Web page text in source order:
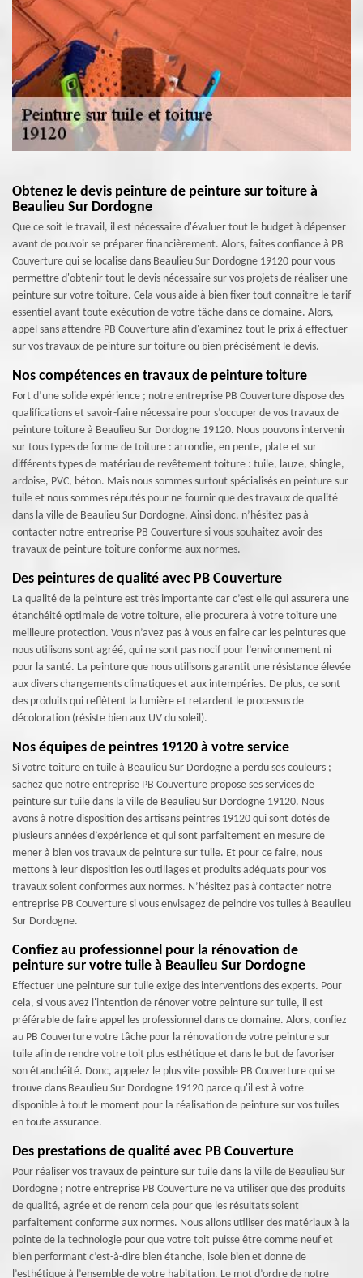
Obtenez le devis peinture de peinture sur toiture à
Beaulieu Sur Dordogne
Que ce soit le travail, il est nécessaire d'évaluer tout le budget à dépenser
avant de pouvoir se préparer financièrement. Alors, faites confiance à PB
Couverture qui se localise dans Beaulieu Sur Dordogne 19120 pour vous
permettre d'obtenir tout le devis nécessaire sur vos projets de réaliser une
peinture sur votre toiture. Cela vous aide à bien fixer tout connaitre le tarif
essentiel avant toute exécution de votre tâche dans ce domaine. Alors,
appel sans attendre PB Couverture afin d'examinez tout le prix à effectuer
sur vos travaux de peinture sur toiture ou bien précisément le devis.
Nos compétences en travaux de peinture toiture
Fort d’une solide expérience ; notre entreprise PB Couverture dispose des
qualifications et savoir-faire nécessaire pour s’occuper de vos travaux de
peinture toiture à Beaulieu Sur Dordogne 19120. Nous pouvons intervenir
sur tous types de forme de toiture : arrondie, en pente, plate et sur
différents types de matériau de revêtement toiture : tuile, lauze, shingle,
ardoise, PVC, béton. Mais nous sommes surtout spécialisés en peinture sur
tuile et nous sommes réputés pour ne fournir que des travaux de qualité
dans la ville de Beaulieu Sur Dordogne. Ainsi donc, n’hésitez pas à
contacter notre entreprise PB Couverture si vous souhaitez avoir des
travaux de peinture toiture conforme aux normes.
Des peintures de qualité avec PB Couverture
La qualité de la peinture est très importante car c’est elle qui assurera une
étanchéité optimale de votre toiture, elle procurera à votre toiture une
meilleure protection. Vous n’avez pas à vous en faire car les peintures que
nous utilisons sont agréé, qui ne sont pas nocif pour l’environnement ni
pour la santé. La peinture que nous utilisons garantit une résistance élevée
aux divers changements climatiques et aux intempéries. De plus, ce sont
des produits qui reflètent la lumière et retardent le processus de
décoloration (résiste bien aux UV du soleil).
Nos équipes de peintres 19120 à votre service
Si votre toiture en tuile à Beaulieu Sur Dordogne a perdu ses couleurs ;
sachez que notre entreprise PB Couverture propose ses services de
peinture sur tuile dans la ville de Beaulieu Sur Dordogne 19120. Nous
avons à notre disposition des artisans peintres 19120 qui sont dotés de
plusieurs années d’expérience et qui sont parfaitement en mesure de
mener à bien vos travaux de peinture sur tuile. Et pour ce faire, nous
mettons à leur disposition les outillages et produits adéquats pour vos
travaux soient conformes aux normes. N’hésitez pas à contacter notre
entreprise PB Couverture si vous envisagez de peindre vos tuiles à Beaulieu
Sur Dordogne.
Confiez au professionnel pour la rénovation de
peinture sur votre tuile à Beaulieu Sur Dordogne
Effectuer une peinture sur tuile exige des interventions des experts. Pour
cela, si vous avez l'intention de rénover votre peinture sur tuile, il est
préférable de faire appel les professionnel dans ce domaine. Alors, confiez
au PB Couverture votre tâche pour la rénovation de votre peinture sur
tuile afin de rendre votre toit plus esthétique et dans le but de favoriser
son étanchéité. Donc, appelez le plus vite possible PB Couverture qui se
trouve dans Beaulieu Sur Dordogne 19120 parce qu'il est à votre
disponible à tout le moment pour la réalisation de peinture sur vos tuiles
en toute assurance.
Des prestations de qualité avec PB Couverture
Pour réaliser vos travaux de peinture sur tuile dans la ville de Beaulieu Sur
Dordogne ; notre entreprise PB Couverture ne va utiliser que des produits
de qualité, agrée et de renom cela pour que les résultats soient
parfaitement conforme aux normes. Nous allons utiliser des matériaux à la
pointe de la technologie pour que votre toit puisse être comme neuf et
bien performant c’est-à-dire bien étanche, isole bien et donne de
l’esthétique à l’ensemble de votre habitation. Le mot d’ordre de notre